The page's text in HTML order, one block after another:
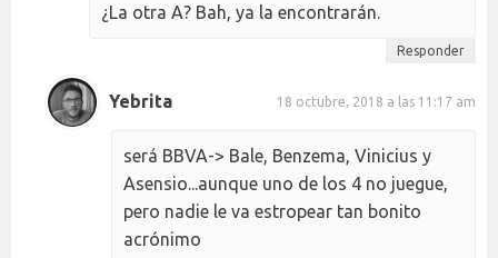
¿La otra A? Bah, ya la encontrarán.
Responder
Yebrita 18 octubre, 2018 a las 11:17 am
será BBVA-> Bale, Benzema, Vinicius y
Asensio...aunque uno de los 4 no juegue,
pero nadie le va estropear tan bonito
acrónimo